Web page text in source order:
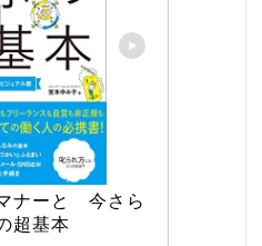
ナーと　今さら
超基本